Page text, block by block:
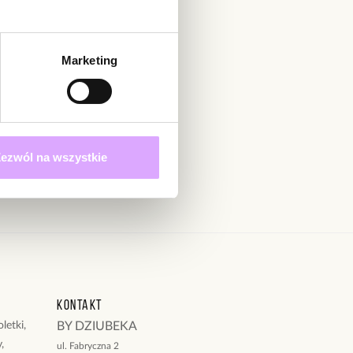
Marketing
na wszystkie
Dodaj opinię
Zapisz się
Kontakt
BY DZIUBEKA
ul. Fabryczna 2